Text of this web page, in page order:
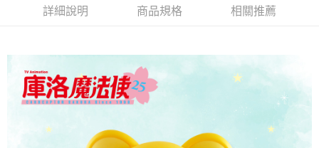
１．於結帳方式選擇「AFTEE先享後付」後，將跳轉至「AFTEE先享後付」
結帳頁面，進行簡訊認證並確認金額後，即可完成結帳。
ATM／網路銀行／等多元方式進行付款，方視為交易完成。
※ 請注意：結帳手續完成當下不需立刻繳費，但若您需要取消訂單，請聯絡
購買商品的店家。未經商家同意取消之訂單仍視為有效，需透過AFTEE先享
後付繳納相關費用。
※ 交易是否成功請以「AFTEE先享後付 」之結帳頁面顯示為準，若有關於
客戶支援中心」
https://netprotections.freshdesk.com/support/home
付款後全家取貨
每筆NT$60，滿NT$499(含以上)免運費
每筆NT$60，滿NT$499(含以上)免運費
詳細說明 商品規格 相關推薦